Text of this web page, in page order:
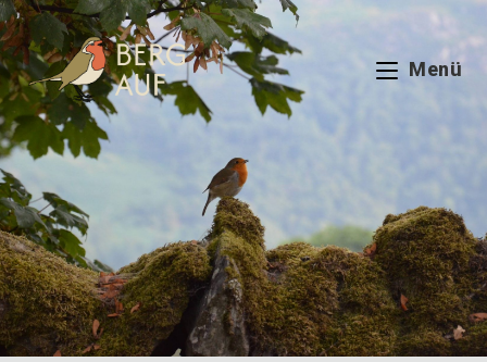
Zum
Inhalt
springen
Menü